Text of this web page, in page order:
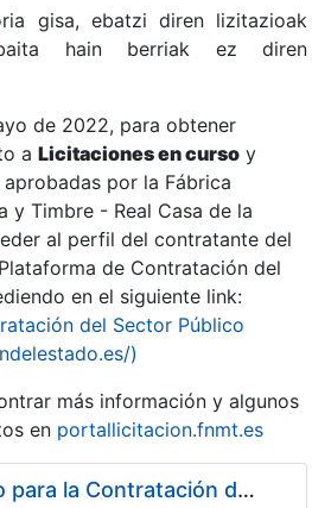
gisa, ebatzi diren lizitazioak
hain berriak ez diren
de 2022, para obtener
a Licitaciones en curso y
aprobadas por la Fábrica
y Timbre - Real Casa de la
al perfil del contratante del
de Contratación del
en el siguiente link:
del Sector Público
)
más información y algunos
en portallicitacion.fnmt.es
Acuerdo Marco para la Contratación del Suministro de Material de Ferretería